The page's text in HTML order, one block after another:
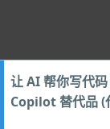
让 AI 帮你写代
Copilot 替代品 (